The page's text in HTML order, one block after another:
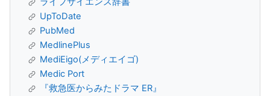
UpToDate
PubMed
MedlinePlus
MediEigo(メディエイゴ)
Medic Port
『救急医からみたドラマ ER』